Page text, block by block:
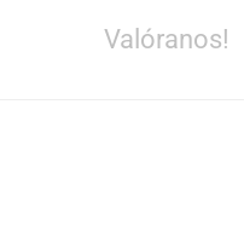
Valóranos!